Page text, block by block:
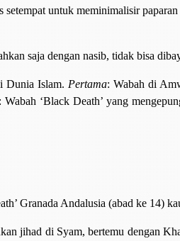
untuk meminimalisir
saja dengan nasib, tidak bisa
Dunia Islam. Pertama: Wabah di
: Wabah ‘Black Death’ yang
Granada Andalusia (abad ke 14)
jihad di Syam, bertemu